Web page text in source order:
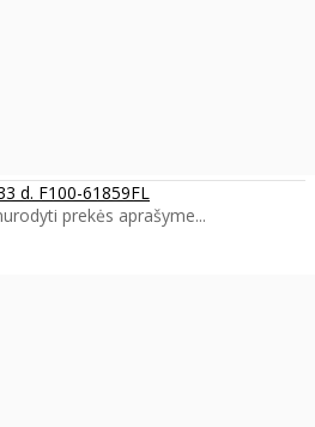
d. F100-61859FL
prekės aprašyme...